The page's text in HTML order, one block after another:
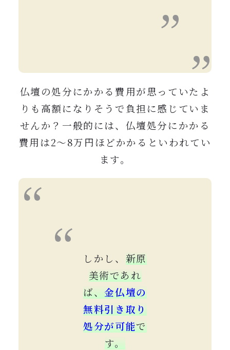
仏壇の処分にかかる費用が思っていたよ
りも高額になりそうで負担に感じていま
せんか？一般的には、仏壇処分にかかる
費用は2〜8万円ほどかかるといわれてい
ます。
しかし、 新原
美術であれ
ば、金仏壇の
無料引き取り
処分が可能で
す。